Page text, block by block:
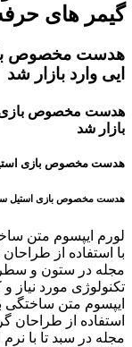
گیمر های
هدست مخصوص
ایی وارد بازار شد
هدست مخصوص بازی
بازار شد
هدست مخصوص بازی استیل
هدست مخصوص بازی استیل
لورم ایپسوم متن
با استفاده از
مجله در ستون و
تکنولوژی مورد نیاز
ایپسوم متن ساختگی
استفاده از طراحان
مجله در سبد تا با